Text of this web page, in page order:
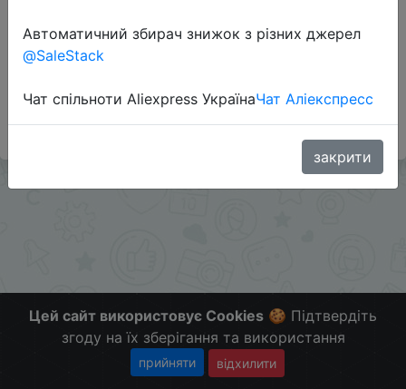
Додаткова інформація відсутня.
Слідкуйте за знижками на мобільному, в телеграм
ZnyzhkaUA
Цей сайт використовує Cookies 🍪 Підтвердіть
згоду на їх зберігання та використання
прийняти відхилити
Автоматичний збирач знижок з різних джерел
@SaleStack
Чат спільноти Aliexpress УкраїнаЧат Аліекспресс
закрити